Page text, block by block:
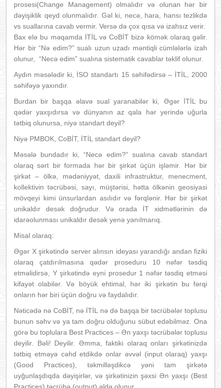
prosesi(Change Management) olmalıdır və olunan hər bir
dəyişiklik qeyd olunmalıdır. Gəl ki, necə, hara, hansı tezlikdə
vs suallarına cavab vermir. Versə də çox qısa və izahsız verir.
Bax elə bu məqamda İTİL və CoBİT bizə kömək olaraq gəlir.
Hər bir “Nə edim?” sualı uzun uzadı məntiqli cümlələrlə izah
olunur, “Necə edim” sualına sistematik cavablar təklif olunur.
Aydın məsələdir ki, İSO standartı 15 səhifədirsə – İTİL, 2000
səhifəyə yaxındır.
Burdan bir başqa əlavə sual yaranabilər ki, Əgər İTİL bu
qədər yaxşıdırsa və dünyanın az qala hər yerində uğurla
tətbiq olunursa, niyə standart deyil?
Niyə PMBOK, CoBİT, İTİL standart deyil?
Məsələ bundadır ki, “Necə edim?” sualına cavab standart
olaraq sərt bir formada hər bir şirkət üçün işləmir. Hər bir
şirkət – ölkə, mədəniyyət, daxili infrastruktur, menecment,
kollektivin təcrübəsi, sayı, müştərisi, hətta ölkənin geosiyasi
mövqeyi kimi ünsurlardan asılıdır və fərqlənir. Hər bir şirkət
unikaldır desək doğrudur. Və orada İT xidmətlərinin də
idarəolunması unikaldır desək yenə yanılmarıq.
Misal olaraq:
Əgər X şirkətində server alınsın ideyası yarandığı andan fiziki
olaraq çatdırılmasına qədər proseduru 10 nəfər təsdiq
etməlidirsə, Y şirkətində eyni prosedur 1 nəfər təsdiq etməsi
kifayət olabilər. Və böyük ehtimal, hər iki şirkətin bu fərqi
onların hər biri üçün doğru və faydalıdır.
Nəticədə nə CoBİT, nə İTİL nə də başqa bir təcrübələr toplusu
bunun səhv və ya tam doğru olduğunu sübut edəbilməz. Ona
görə bu toplulara Best Practices – Ən yaxşı təcrübələr toplusu
deyilir. Bəli! Deyilir. Əmma, faktiki olaraq onları şirkətinizdə
tətbiq etməyə cəhd etdikdə onlar əvvəl (input olaraq) yaxşı
(Good Practices), təkmilləşdikcə yəni tam şirkətə
uyğunlaşdıqda dəyişirlər, və şirkətinizin şəxsi Ən yaxşı (Best